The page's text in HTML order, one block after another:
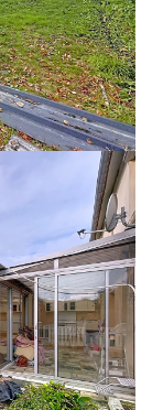
maison située sur la
ses commerces et à